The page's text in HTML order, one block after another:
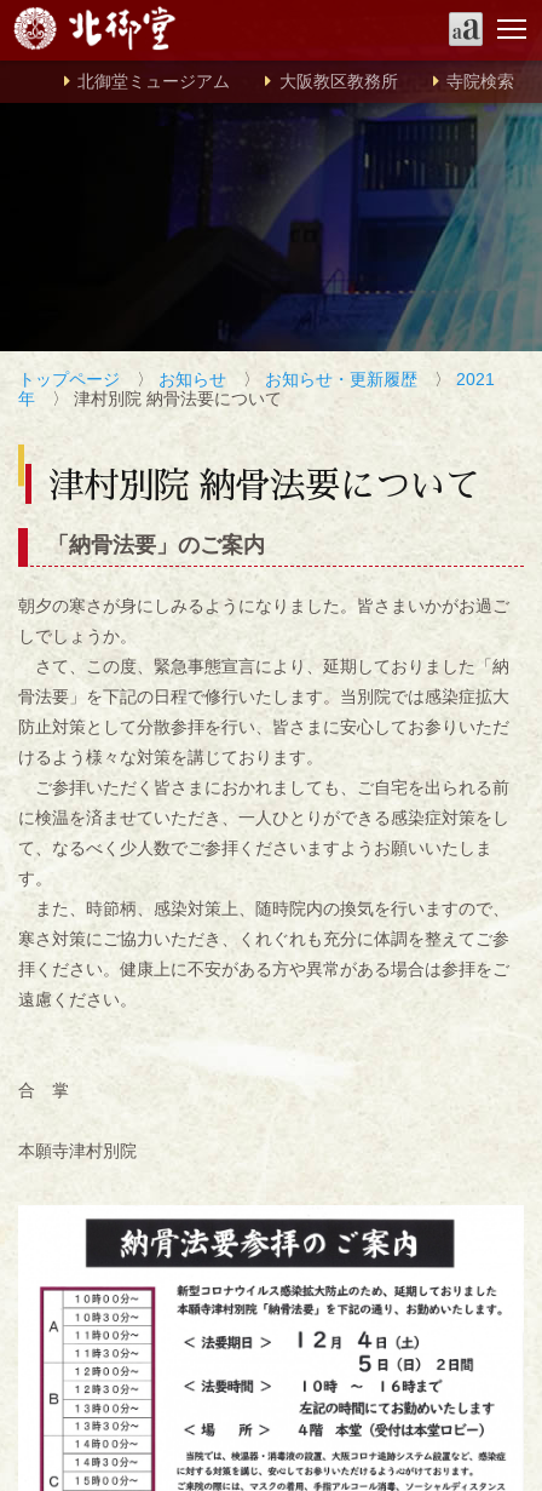
北御堂ミュージアム 大阪教区教務所 寺院検索
トップページ 〉 お知らせ 〉 お知らせ・更新履歴 〉 2021
年 〉 津村別院 納骨法要について
津村別院 納骨法要について
「納骨法要」のご案内
朝夕の寒さが身にしみるようになりました。皆さまいかがお過ご
しでしょうか。
さて、この度、緊急事態宣言により、延期しておりました「納
骨法要」を下記の日程で修行いたします。当別院では感染症拡大
防止対策として分散参拝を行い、皆さまに安心してお参りいただ
けるよう様々な対策を講じております。
ご参拝いただく皆さまにおかれましても、ご自宅を出られる前
に検温を済ませていただき、一人ひとりができる感染症対策をし
て、なるべく少人数でご参拝くださいますようお願いいたしま
す。
また、時節柄、感染対策上、随時院内の換気を行いますので、
寒さ対策にご協力いただき、くれぐれも充分に体調を整えてご参
拝ください。健康上に不安がある方や異常がある場合は参拝をご
遠慮ください。
合 掌
本願寺津村別院